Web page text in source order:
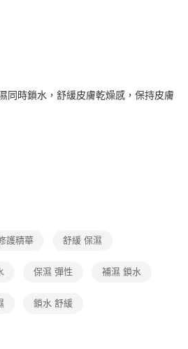
上)免運費
個工作天配送)
上)免運費
以上)免運費
同時鎖水，舒緩皮膚乾燥感，保持皮膚
護精華 舒緩 保濕
保濕 彈性 補濕 鎖水
鎖水 舒緩